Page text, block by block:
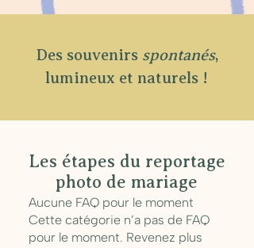
Des souvenirs spontanés,
lumineux et naturels !
Les étapes du reportage
photo de mariage
Aucune FAQ pour le moment
Cette catégorie n’a pas de FAQ
pour le moment. Revenez plus